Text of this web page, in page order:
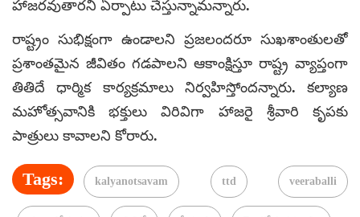
హాజరవుతారని ఏర్పాటు చేస్తున్నామన్నారు.
రాష్ట్రం సుభిక్షంగా ఉండాలని ప్రజలందరూ సుఖశాంతులతో
ప్రశాంతమైన జీవితం గడపాలని ఆకాంక్షిస్తూ రాష్ట్ర వ్యాప్తంగా
తితిదే ధార్మిక కార్యక్రమాలు నిర్వహిస్తోందన్నారు. కల్యాణ
మహోత్సవానికి భక్తులు విరివిగా హాజరై శ్రీవారి కృపకు
పాత్రులు కావాలని కోరారు.
Tags: kalyanotsavam ttd veeraballi